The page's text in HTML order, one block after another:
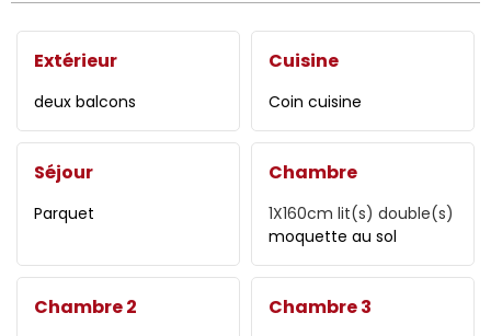
Extérieur
deux balcons
Cuisine
Coin cuisine
Séjour
Parquet
Chambre
1X160cm lit(s) double(s)
moquette au sol
Chambre 2 Chambre 3